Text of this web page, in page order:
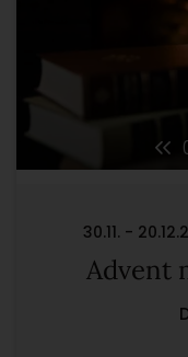
30.11. -
Advent